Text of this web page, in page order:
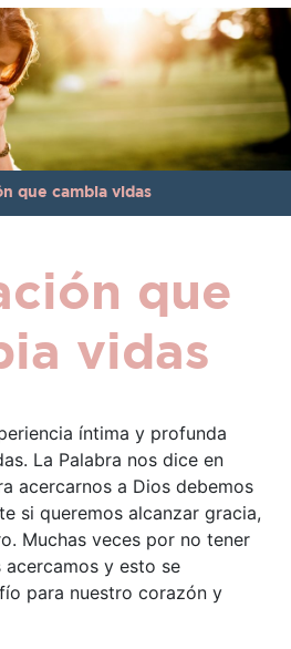
que cambia vidas
que
vidas
íntima y profunda
La Palabra nos dice en
acercarnos a Dios debemos
si queremos alcanzar gracia,
Muchas veces por no tener
y esto se
para nuestro corazón y